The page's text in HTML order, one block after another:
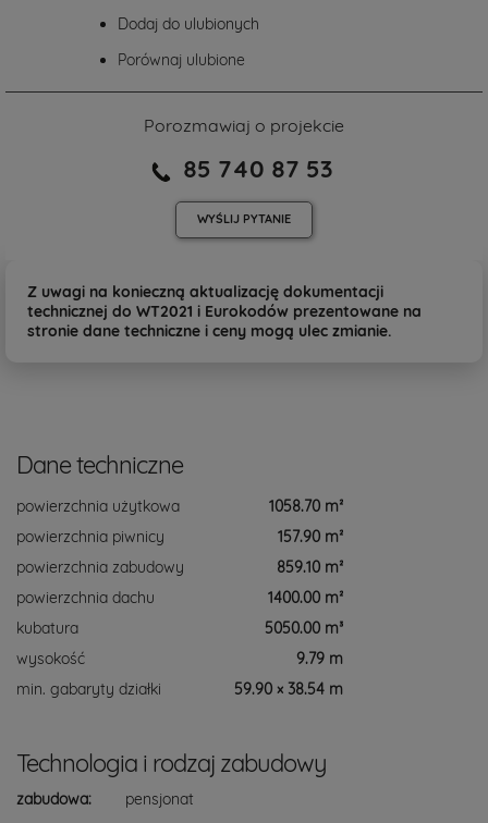
Dodaj do ulubionych
Porównaj ulubione
Porozmawiaj o projekcie
85 740 87 53
WYŚLIJ PYTANIE
Z uwagi na konieczną aktualizację dokumentacji
technicznej do WT2021 i Eurokodów prezentowane na
stronie dane techniczne i ceny mogą ulec zmianie.
Dane techniczne
powierzchnia użytkowa
1058.70 m²
powierzchnia piwnicy
157.90 m²
powierzchnia zabudowy
859.10 m²
powierzchnia dachu
1400.00 m²
kubatura
5050.00 m³
wysokość
9.79 m
min. gabaryty działki
59.90 × 38.54 m
Technologia i rodzaj zabudowy
zabudowa: pensjonat